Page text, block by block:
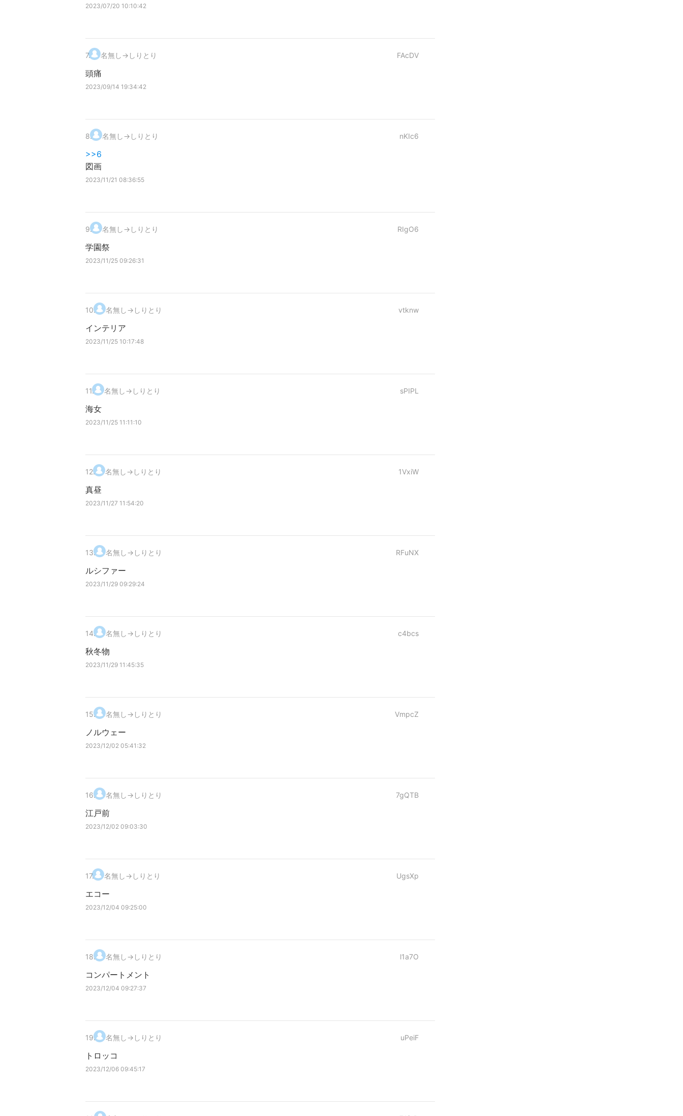
2023/07/20 10:10:42
7. 名無し→しりとり FAcDV
頭痛
2023/09/14 19:34:42
8. 名無し→しりとり nKIc6
>>6
図画
2023/11/21 08:36:55
9. 名無し→しりとり RIgO6
学園祭
2023/11/25 09:26:31
10. 名無し→しりとり vtknw
インテリア
2023/11/25 10:17:48
11. 名無し→しりとり sPIPL
海女
2023/11/25 11:11:10
12. 名無し→しりとり 1VxiW
真昼
2023/11/27 11:54:20
13. 名無し→しりとり RFuNX
ルシファー
2023/11/29 09:29:24
14. 名無し→しりとり c4bcs
秋冬物
2023/11/29 11:45:35
15. 名無し→しりとり VmpcZ
ノルウェー
2023/12/02 05:41:32
16. 名無し→しりとり 7gQTB
江戸前
2023/12/02 09:03:30
17. 名無し→しりとり UgsXp
エコー
2023/12/04 09:25:00
18. 名無し→しりとり l1a7O
コンパートメント
2023/12/04 09:27:37
19. 名無し→しりとり uPeiF
トロッコ
2023/12/06 09:45:17